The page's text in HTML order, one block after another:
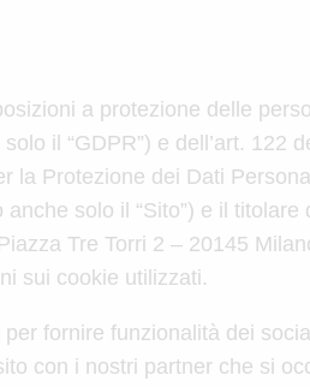
a protezione delle
il “GDPR”) e dell’art. 122
la Protezione dei Dati
anche solo il “Sito”) e il titolare
Tre Torri 2 – 20145
sui cookie utilizzati.
fornire funzionalità dei
con i nostri partner che si